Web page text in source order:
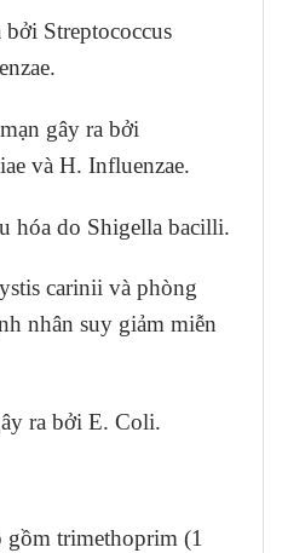
Streptococcus
gây ra bởi
và H. Influenzae.
hóa do Shigella bacilli.
carinii và phòng
nhân suy giảm miễn
ra bởi E. Coli.
trimethoprim (1